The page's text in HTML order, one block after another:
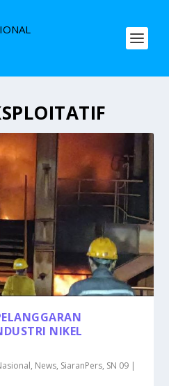
NIKEL
, News, SiaranPers, SN 09 |